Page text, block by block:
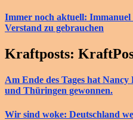
Immer noch aktuell:
Verstand zu gebrauchen
Kraftposts:
Am Ende des Tages hat Nancy
und Thüringen gewonnen.
Wir sind woke: Deutschland